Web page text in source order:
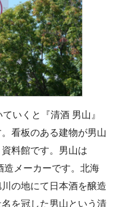
いくと『清酒 男山』
看板のある建物が男山
料館です。男山は
造メーカーです。北海
の地にて日本酒を醸造
を冠した男山という清